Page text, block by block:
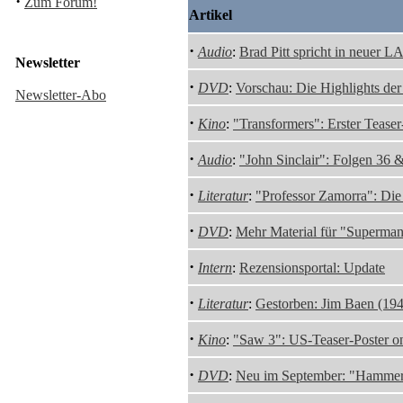
Newsletter
Newsletter-Abo
Artikel
· Audio: Brad Pitt spricht in neuer
· DVD: Vorschau: Die Highlights
· Kino: "Transformers": Erster
· Audio: "John Sinclair": Folgen 36
· Literatur: "Professor Zamorra":
· DVD: Mehr Material für
· Intern: Rezensionsportal: Update
· Literatur: Gestorben: Jim Baen
· Kino: "Saw 3": US-Teaser-Poster
· DVD: Neu im September: